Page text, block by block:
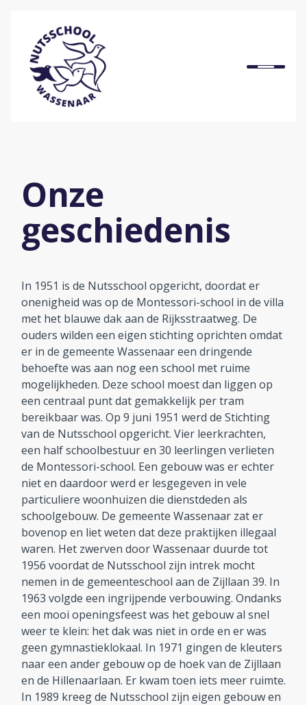
Home
Ons onderwijs
Praktische informatie
Onze organisatie
Bij ons werken
Aanmelden en contact
Reünie 75 jaar
Onze
geschiedenis
In 1951 is de Nutsschool opgericht, doordat er
onenigheid was op de Montessori-school in de villa
met het blauwe dak aan de Rijksstraatweg. De
ouders wilden een eigen stichting oprichten omdat
er in de gemeente Wassenaar een dringende
behoefte was aan nog een school met ruime
mogelijkheden. Deze school moest dan liggen op
een centraal punt dat gemakkelijk per tram
bereikbaar was. Op 9 juni 1951 werd de Stichting
van de Nutsschool opgericht. Vier leerkrachten,
een half schoolbestuur en 30 leerlingen verlieten
de Montessori-school. Een gebouw was er echter
niet en daardoor werd er lesgegeven in vele
particuliere woonhuizen die dienstdeden als
schoolgebouw. De gemeente Wassenaar zat er
bovenop en liet weten dat deze praktijken illegaal
waren. Het zwerven door Wassenaar duurde tot
1956 voordat de Nutsschool zijn intrek mocht
nemen in de gemeenteschool aan de Zijllaan 39. In
1963 volgde een ingrijpende verbouwing. Ondanks
een mooi openingsfeest was het gebouw al snel
weer te klein: het dak was niet in orde en er was
geen gymnastieklokaal. In 1971 gingen de kleuters
naar een ander gebouw op de hoek van de Zijllaan
en de Hillenaarlaan. Er kwam toen iets meer ruimte.
In 1989 kreeg de Nutsschool zijn eigen gebouw en